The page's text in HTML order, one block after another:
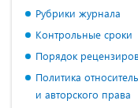
Рубрики журнала
Контрольные сроки
Порядок
Политика
и авторского права